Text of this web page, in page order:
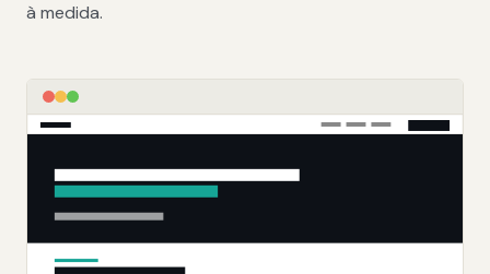
à medida.